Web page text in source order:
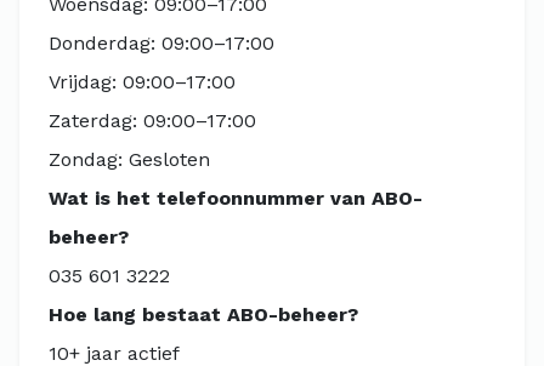
Donderdag: 09:00–17:00
Vrijdag: 09:00–17:00
Zaterdag: 09:00–17:00
Zondag: Gesloten
Wat is het telefoonnummer van ABO-
beheer?
035 601 3222
Hoe lang bestaat ABO-beheer?
10+ jaar actief